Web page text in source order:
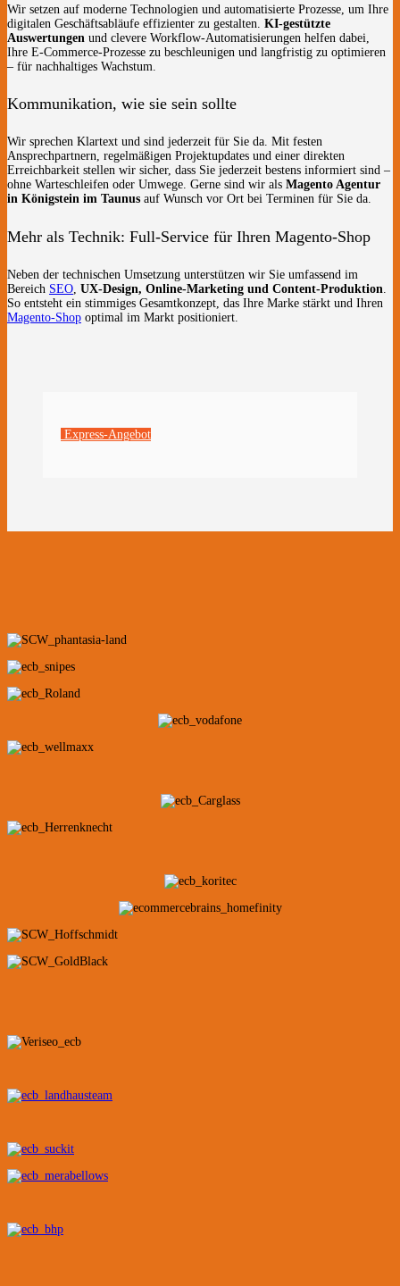
Wir setzen auf moderne Technologien und automatisierte Prozesse, um Ihre
digitalen Geschäftsabläufe effizienter zu gestalten. KI-gestützte
Auswertungen und clevere Workflow-Automatisierungen helfen dabei,
Ihre E-Commerce-Prozesse zu beschleunigen und langfristig zu optimieren
– für nachhaltiges Wachstum.
Kommunikation, wie sie sein sollte
Wir sprechen Klartext und sind jederzeit für Sie da. Mit festen
Ansprechpartnern, regelmäßigen Projektupdates und einer direkten
Erreichbarkeit stellen wir sicher, dass Sie jederzeit bestens informiert sind –
ohne Warteschleifen oder Umwege. Gerne sind wir als Magento Agentur
in Königstein im Taunus auf Wunsch vor Ort bei Terminen für Sie da.
Mehr als Technik: Full-Service für Ihren Magento-Shop
Neben der technischen Umsetzung unterstützen wir Sie umfassend im
Bereich SEO, UX-Design, Online-Marketing und Content-Produktion.
So entsteht ein stimmiges Gesamtkonzept, das Ihre Marke stärkt und Ihren
Magento-Shop optimal im Markt positioniert.
Express-Angebot